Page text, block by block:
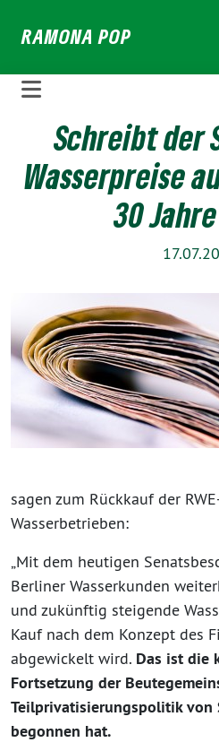
zumRAMONA POP
Schreibt der
Wasserpreise
30
sagen zum Rückkauf der
Wasserbetrieben:
„Mit dem heutigen
Berliner Wasserkunden
und zukünftig steigende
Kauf nach dem Konzept des
abgewickelt wird. Das ist die
Fortsetzung der
Teilprivatisierungspolitik von
begonnen hat.